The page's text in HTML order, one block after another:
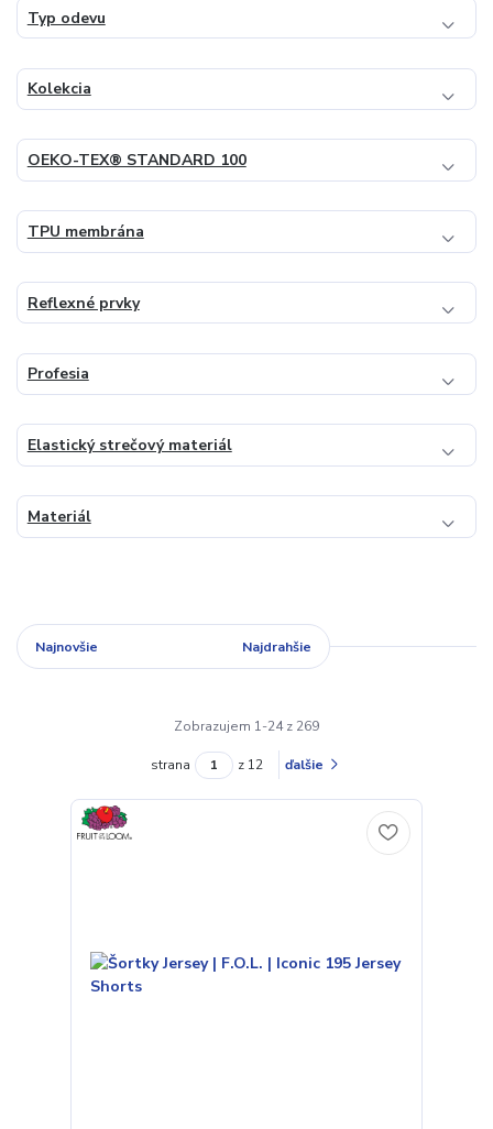
Typ odevu
Kolekcia
OEKO-TEX® STANDARD 100
TPU membrána
Reflexné prvky
Profesia
Elastický strečový materiál
Materiál
Najnovšie Najdrahšie
Zobrazujem 1-24 z 269
strana z 12 ďalšie